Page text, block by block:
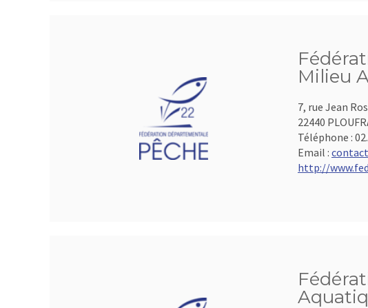
Milieu
7, rue Jean
22440
Téléphone :
Email :
http://